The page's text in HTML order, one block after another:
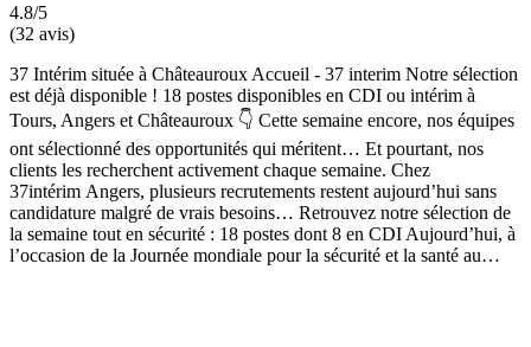
4.8/5
(32 avis)
37 Intérim située à Châteauroux Accueil - 37 interim Notre sélection
est déjà disponible ! 18 postes disponibles en CDI ou intérim à
Tours, Angers et Châteauroux 👇 Cette semaine encore, nos équipes
ont sélectionné des opportunités qui méritent… Et pourtant, nos
clients les recherchent activement chaque semaine. Chez
37intérim Angers, plusieurs recrutements restent aujourd’hui sans
candidature malgré de vrais besoins… Retrouvez notre sélection de
la semaine tout en sécurité : 18 postes dont 8 en CDI Aujourd’hui, à
l’occasion de la Journée mondiale pour la sécurité et la santé au…